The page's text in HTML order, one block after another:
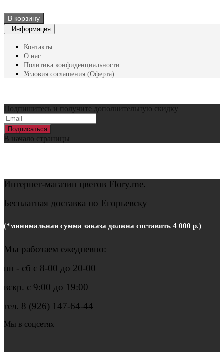
В корзину
Информация
Контакты
О нас
Политика конфиденциальности
Условия соглашения (Оферта)
Подпишитесь и получите дополнительную скидку
Подписаться
В начало страницы
Интернет-магазин цветов Flory.me.
Бесплатная доставка по Егорьевску
(*минимальная сумма заказа должна составить 4 000 р.)
Мы работаем ежедневно:
пн - сб с 8-00 до 20-00
вскр. с 9:00 до 19:00
тел. 8 (926) 147-64-44
Мы в соцсетях